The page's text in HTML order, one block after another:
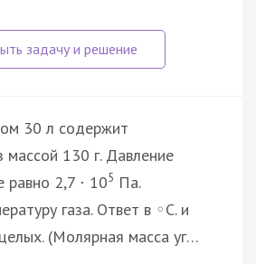
30 л содержит
массой 130 г. Давление
равно 2,7 · 105 Па.
газа. Ответ в ◦C. и
(Молярная масса уг…